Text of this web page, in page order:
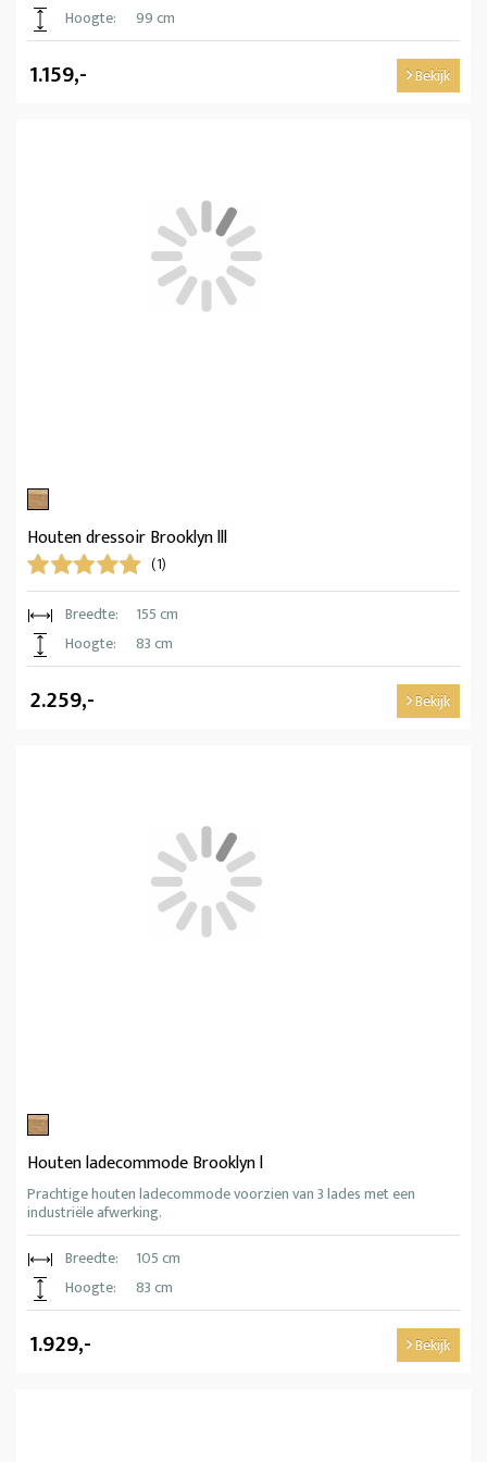
Hoogte:
99 cm
1.159,- Bekijk
Houten dressoir Brooklyn lll
(1)
Breedte:
155 cm
Hoogte:
83 cm
2.259,- Bekijk
Houten ladecommode Brooklyn l
Prachtige houten ladecommode voorzien van 3 lades met een
industriële afwerking.
Breedte:
105 cm
Hoogte:
83 cm
1.929,- Bekijk